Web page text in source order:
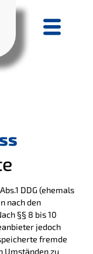
DDG (ehemals
nach den
§§ 8 bis 10
jedoch
fremde
Umständen zu